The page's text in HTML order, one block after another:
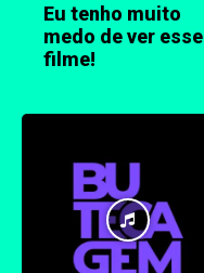
Eu tenho muito
medo de ver esse
filme!